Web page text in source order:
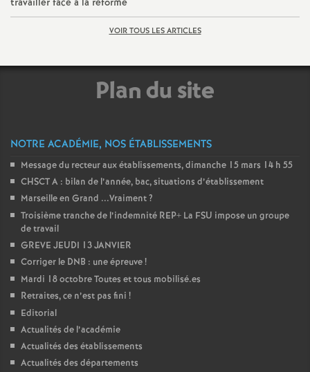
travailler face à la réforme
VOIR TOUS LES ARTICLES
Plan du site
NOTRE ACADÉMIE, NOS ÉTABLISSEMENTS
Message du recteur aux établissements, dimanche 15 mars 14 h 55
CHSCT A : bilan de l’année, bac, situations d’établissement
Marseille en Grand ...Vraiment?
Troisième tranche de l’indemnité REP+ La FSU impose un groupe
de travail
GREVE JEUDI 13 JANVIER
Corriger le DNB : une épreuve!
Mardi 18 octobre Toutes et tous mobilisé.es
Retraites, ce n’est pas fini !
Editorial
Actualités de l’académie
Actualités des établissements
Actualités des départements